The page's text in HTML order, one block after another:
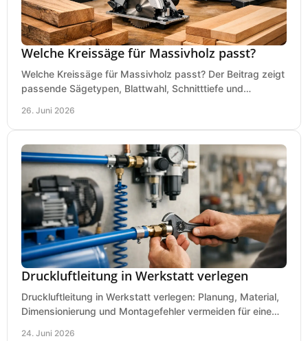
Welche Kreissäge für Massivholz passt?
Welche Kreissäge für Massivholz passt? Der Beitrag zeigt
passende Sägetypen, Blattwahl, Schnitttiefe und
26. Juni 2026
Druckluftleitung in Werkstatt verlegen
Druckluftleitung in Werkstatt verlegen: Planung, Material,
Dimensionierung und Montagefehler vermeiden für eine
24. Juni 2026